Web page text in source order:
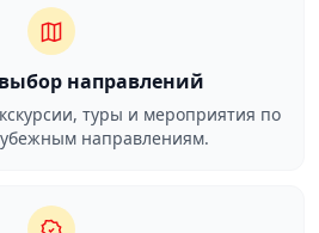
направлений
туры и мероприятия по
направлениям.